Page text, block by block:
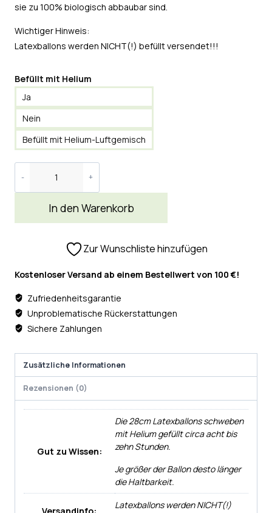
sie zu 100% biologisch abbaubar sind.
Wichtiger Hinweis:
Latexballons werden NICHT(!) befüllt versendet!!!
Befüllt mit Helium
Ja
Nein
Befüllt mit Helium-Luftgemisch
In den Warenkorb
Zur Wunschliste hinzufügen
Kostenloser Versand ab einem Bestellwert von 100 €!
Zufriedenheitsgarantie
Unproblematische Rückerstattungen
Sichere Zahlungen
Zusätzliche Informationen
Rezensionen (0)
Gut zu Wissen:
Die 28cm Latexballons schweben
mit Helium gefüllt circa acht bis
zehn Stunden.
Je größer der Ballon desto länger
die Haltbarkeit.
Versandinfo:
Latexballons werden NICHT(!)